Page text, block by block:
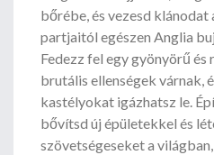
bőrébe, és vezesd
partjaitól egészen Anglia
Fedezz fel egy gyönyörű és
brutális ellenségek várnak,
kastélyokat igázhatsz le.
bővítsd új épületekkel és
szövetségeseket a